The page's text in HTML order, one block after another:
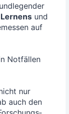
und
auf
Not­fäl­len
nur
auch den